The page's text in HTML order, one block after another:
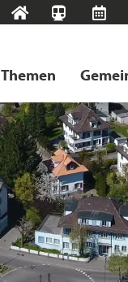
StartSBB-
Themen